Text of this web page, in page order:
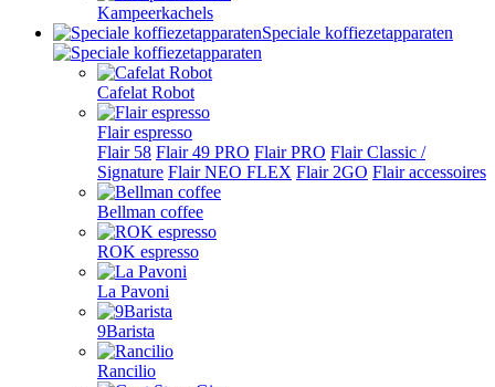
Kampeerkachels
Speciale koffiezetapparaten
Cafelat Robot
Flair espresso
Flair 58 Flair 49 PRO Flair PRO Flair Classic /
Signature Flair NEO FLEX Flair 2GO Flair accessoires
Bellman coffee
ROK espresso
La Pavoni
9Barista
Rancilio